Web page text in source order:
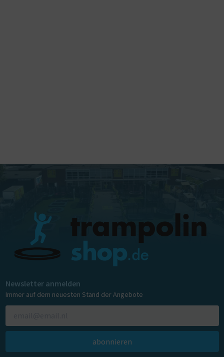
Newsletter anmelden
Immer auf dem neuesten Stand der Angebote
abonnieren